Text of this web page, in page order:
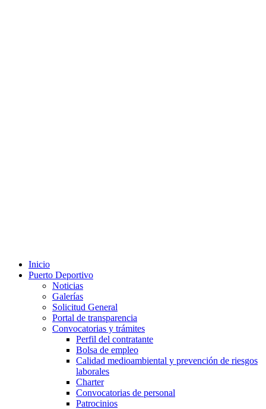
Inicio
Puerto Deportivo
Noticias
Galerías
Solicitud General
Portal de transparencia
Convocatorias y trámites
Perfil del contratante
Bolsa de empleo
Calidad medioambiental y prevención de riesgos
laborales
Charter
Convocatorias de personal
Patrocinios